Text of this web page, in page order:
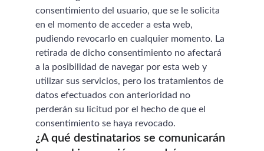
consentimiento del usuario, que se le solicita
en el momento de acceder a esta web,
pudiendo revocarlo en cualquier momento. La
retirada de dicho consentimiento no afectará
a la posibilidad de navegar por esta web y
utilizar sus servicios, pero los tratamientos de
datos efectuados con anterioridad no
perderán su licitud por el hecho de que el
consentimiento se haya revocado.
¿A qué destinatarios se comunicarán